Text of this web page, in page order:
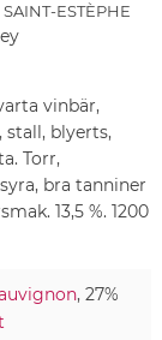
SAINT-ESTÈPHE
vinbär,
stall, blyerts,
Torr,
bra tanniner
13,5 %. 1200
, 27%